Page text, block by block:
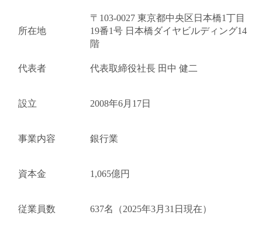
キャンセル
所在地
〒103-0027 東京都中央区日本橋1丁目
19番1号 日本橋ダイヤビルディング14
階
代表者 代表取締役社長 田中 健二
設立 2008年6月17日
事業内容 銀行業
資本金 1,065億円
従業員数 637名（2025年3月31日現在）